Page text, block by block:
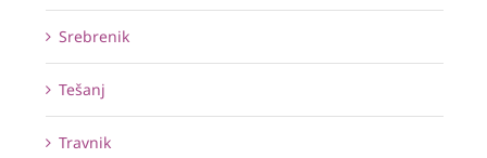
Srebrenik
Tešanj
Travnik